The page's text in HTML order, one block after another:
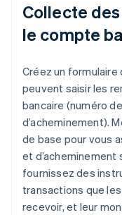
Collecte
le compte
Créez un formulaire
peuvent saisir les
bancaire (numéro
d’acheminement).
de base pour vous
et
fournissez des
transactions que
recevoir, et leur